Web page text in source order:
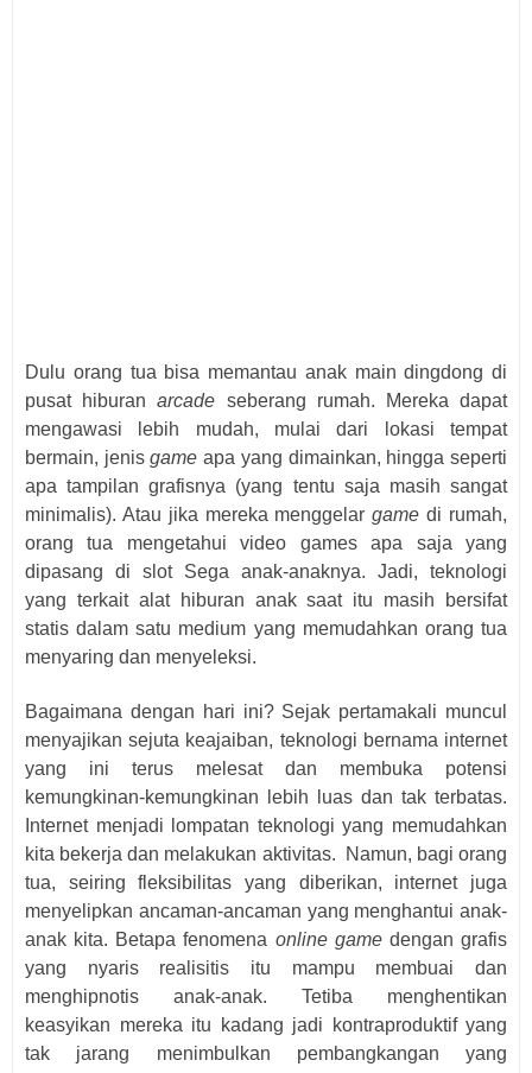
Dulu orang tua bisa memantau anak main dingdong di
pusat hiburanarcade seberang rumah. Mereka dapat
mengawasi lebih mudah, mulai dari lokasi tempat
bermain, jenisgameapa yang dimainkan, hingga seperti
apa tampilan grafisnya (yang tentu saja masih sangat
minimalis). Atau jika mereka menggelargame di rumah,
orang tua mengetahui video games apa saja yang
dipasang di slot Sega anak-anaknya. Jadi, teknologi
yang terkait alat hiburan anak saat itu masih bersifat
statis dalam satu medium yang memudahkan orang tua
menyaring dan menyeleksi.
Bagaimana dengan hari ini? Sejak pertamakali muncul
menyajikan sejuta keajaiban, teknologi bernama internet
yang ini terus melesat dan membuka potensi
kemungkinan-kemungkinan lebih luas dan tak terbatas.
Internet menjadi lompatan teknologi yang memudahkan
kita bekerja dan melakukan aktivitas.
Namun, bagi orang
tua, seiring fleksibilitas yang diberikan, internet juga
menyelipkan ancaman-ancaman yang menghantui anak-
anak kita. Betapa fenomena online gamedengan grafis
yang nyaris realisitis itu mampu membuai dan
menghipnotis anak-anak. Tetiba menghentikan
keasyikan mereka itu kadang jadi kontraproduktif yang
tak jarang menimbulkan pembangkangan yang